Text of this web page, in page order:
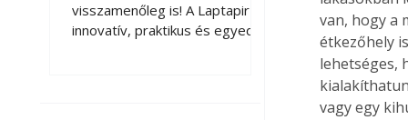
visszamenőleg is! A Laptapir új,
innovatív, praktikus és egyedi
visszamenőleg is! A
innovatív, praktikus
megoldás a
magazinok digitális
számítógépen,
vagy táblagépen.
van, hogy a
étkezőhely
lehetséges,
vagy egy